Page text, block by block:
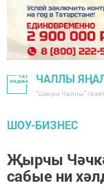
ЧАЛЛЫ
"Шәһри Чаллы"
ШОУ-БИЗНЕС
Җырчы
сабые ни